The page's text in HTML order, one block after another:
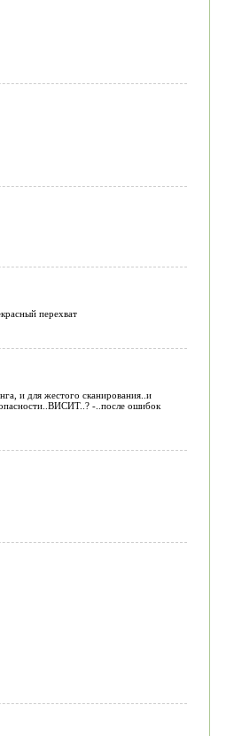
перехват
и для жестого сканирования..и
-..после ошибок